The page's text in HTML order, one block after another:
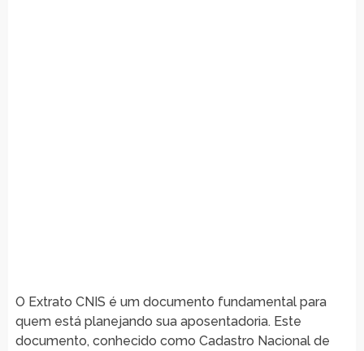
O Extrato CNIS é um documento fundamental para
quem está planejando sua aposentadoria. Este
documento, conhecido como Cadastro Nacional de